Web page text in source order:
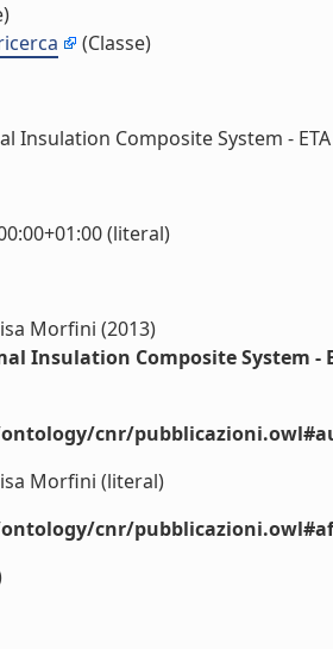
(Classe)
Insulation Composite System -
(literal)
Morfini (2013)
Insulation Composite System -
cnr/
Morfini (literal)
cnr/